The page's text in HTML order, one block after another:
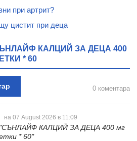
при артрит?
цистит при деца
КАЛЦИЙ ЗА ДЕЦА 400
* 60
0 коментара
на 07 August 2026 в 11:09
"СЪНЛАЙФ КАЛЦИЙ ЗА ДЕЦА 400 мг
* 60"